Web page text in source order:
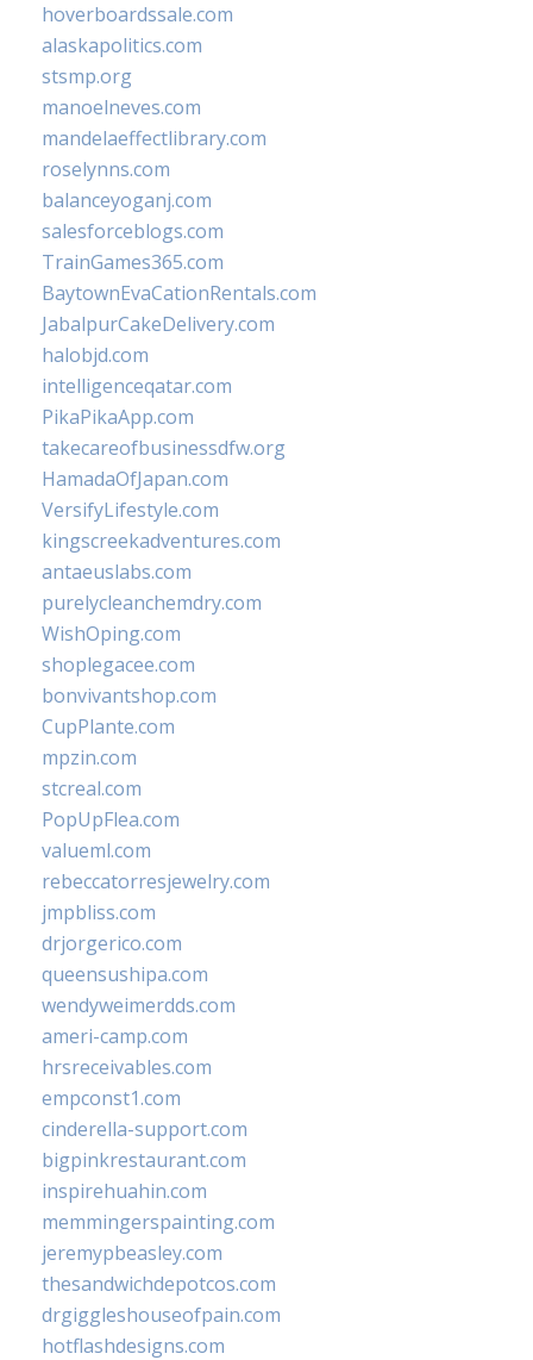
hoverboardssale.com
alaskapolitics.com
stsmp.org
manoelneves.com
mandelaeffectlibrary.com
roselynns.com
balanceyoganj.com
salesforceblogs.com
TrainGames365.com
BaytownEvaCationRentals.com
JabalpurCakeDelivery.com
halobjd.com
intelligenceqatar.com
PikaPikaApp.com
takecareofbusinessdfw.org
HamadaOfJapan.com
VersifyLifestyle.com
kingscreekadventures.com
antaeuslabs.com
purelycleanchemdry.com
WishOping.com
shoplegacee.com
bonvivantshop.com
CupPlante.com
mpzin.com
stcreal.com
PopUpFlea.com
valueml.com
rebeccatorresjewelry.com
jmpbliss.com
drjorgerico.com
queensushipa.com
wendyweimerdds.com
ameri-camp.com
hrsreceivables.com
empconst1.com
cinderella-support.com
bigpinkrestaurant.com
inspirehuahin.com
memmingerspainting.com
jeremypbeasley.com
thesandwichdepotcos.com
drgiggleshouseofpain.com
hotflashdesigns.com